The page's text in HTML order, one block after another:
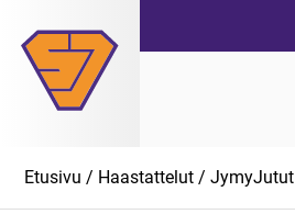
suoraan
sisältöön
Etusivu / Haastattelut / JymyJutut